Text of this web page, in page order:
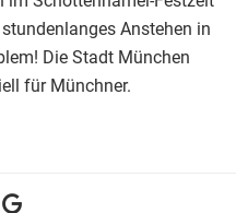
Anstehen in
Die Stadt München
für Münchner.